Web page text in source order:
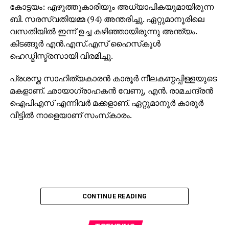
കോട്ടയം: എഴുത്തുകാരിയും അധ്യാപികയുമായിരുന്ന
ബി. സരസ്വതിയമ്മ (94) അന്തരിച്ചു. ഏറ്റുമാനൂരിലെ
വസതിയില്‍ ഇന്ന് ഉച്ച കഴിഞ്ഞായിരുന്നു അന്ത്യം.
കിടങ്ങൂര്‍ എന്‍.എസ്.എസ് ഹൈസ്‌കൂള്‍
ഹെഡ്മിസ്ട്രസായി വിരമിച്ചു.
പ്രശസ്ത സാഹിത്യകാരന്‍ കാരൂര്‍ നീലകണ്ഠപ്പിള്ളയുടെ
മകളാണ്. ഛായാഗ്രാഹകന്‍ വേണു, എന്‍. രാമചന്ദ്രന്‍
ഐപിഎസ് എന്നിവര്‍ മക്കളാണ്. ഏറ്റുമാനൂര്‍ കാരൂര്‍
വീട്ടില്‍ നാളെയാണ് സംസ്‌കാരം.
CONTINUE READING